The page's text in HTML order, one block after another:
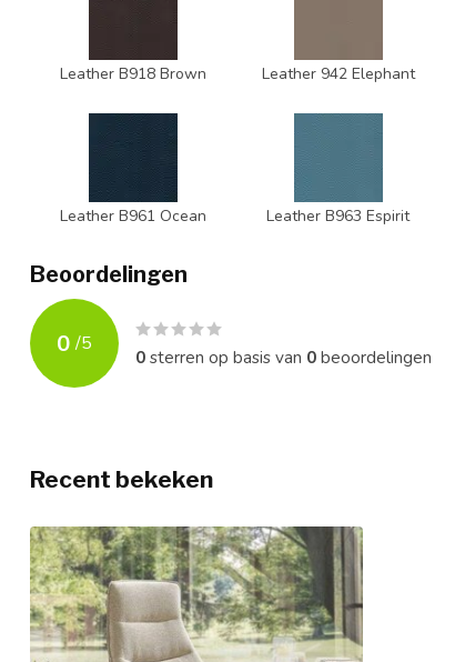
Leather B918 Brown Leather 942 Elephant
Leather B961 Ocean Leather B963 Espirit
Beoordelingen
0 /5
0sterren op basis van 0beoordelingen
Recent bekeken